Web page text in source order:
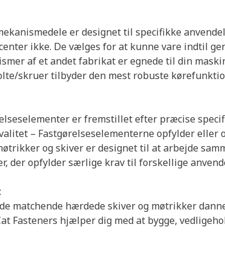
er designet til specifikke
ikke. De vælges for at kunne vare indtil
af et andet fabrikat er egnede til din
skruer tilbyder den mest robuste
er fremstillet efter præcise
– Fastgørelseselementerne opfylder eller
og skiver er designet til at arbejde
der opfylder særlige krav til forskellige
matchende hærdede skiver og møtrikker
Fasteners hjælper dig med at bygge,